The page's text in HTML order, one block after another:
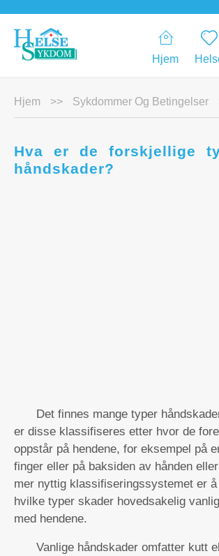
Hjem
Hjem >> Sykdommer Og Betingelser
Hva er de forskjellige
håndskader?
Det finnes mange typer
er disse klassifiseres etter hvor de
oppstår på hendene, for eksempel på
finger eller på baksiden av hånden
mer nyttig klassifiseringssystemet er
hvilke typer skader hovedsakelig
med hendene.
Vanlige håndskader omfatter kutt